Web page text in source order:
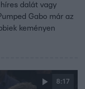
dalát vagy
Gabo már az
keményen
8:17